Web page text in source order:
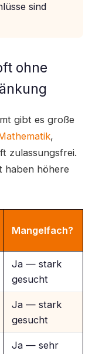
sind
ohne
gibt es große
,
zulassungsfrei.
haben höhere
Mangelfach?
Ja — stark
gesucht
Ja — stark
gesucht
Ja — sehr